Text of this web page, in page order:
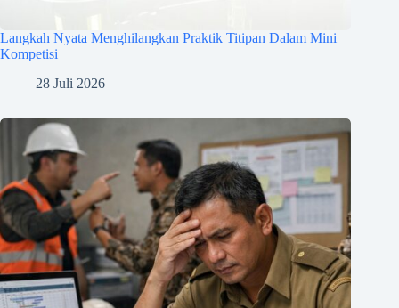
Langkah Nyata Menghilangkan Praktik Titipan Dalam Mini
Kompetisi
28 Juli 2026